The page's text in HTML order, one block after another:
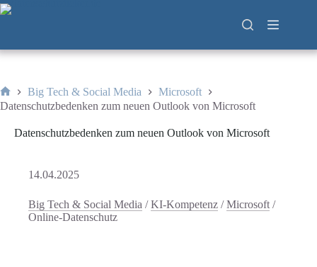
Zum
Inhalt
Start
Big Tech & Social Media
Microsoft
Datenschutzbedenken zum neuen Outlook von Microsoft
Datenschutzbedenken zum neuen Outlook von Microsoft
14.04.2025
Big Tech & Social Media /KI-Kompetenz /Microsoft /
Online-Datenschutz